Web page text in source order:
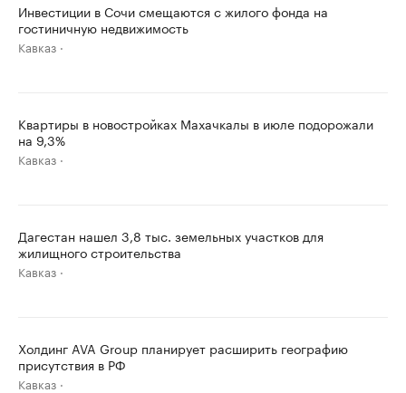
Инвестиции в Сочи смещаются с жилого фонда на
гостиничную недвижимость
Кавказ
Квартиры в новостройках Махачкалы в июле подорожали
на 9,3%
Кавказ
Дагестан нашел 3,8 тыс. земельных участков для
жилищного строительства
Кавказ
Холдинг AVA Group планирует расширить географию
присутствия в РФ
Кавказ